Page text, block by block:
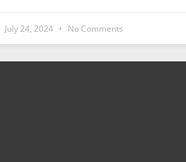
July 24, 2024 No Comments